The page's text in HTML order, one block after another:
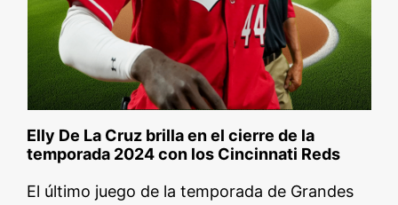
Elly De La Cruz brilla en el cierre de la
temporada 2024 con los Cincinnati Reds
El último juego de la temporada de Grandes